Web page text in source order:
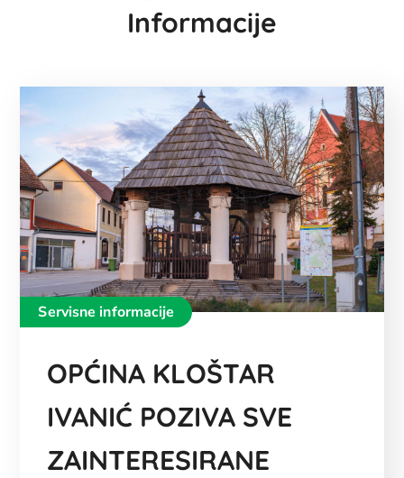
Informacije
Servisne informacije
OPĆINA KLOŠTAR
IVANIĆ POZIVA SVE
ZAINTERESIRANE